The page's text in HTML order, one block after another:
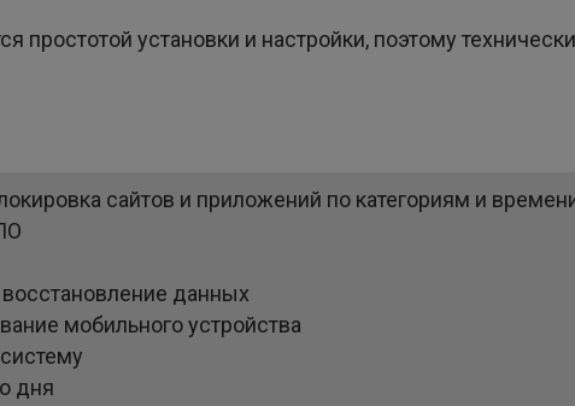
простотой установки и настройки, поэтому
сайтов и приложений по категориям и
данных
мобильного устройства
дня